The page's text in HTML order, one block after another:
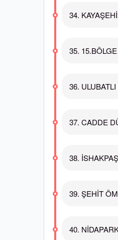
34.
35.
36.
37. CADDE
38.
39. ŞEHİT
40.